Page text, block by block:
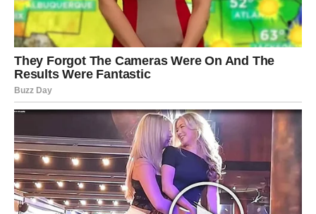
U ljubavi, iskren smeh i lagana komunikacija probudiće
vam srce. U poslu, mala prilika može biti uvod u nešto
veće.
Vaša radost biće u osećaju slobode. U podsećanju da je
život avantura – čak i u sitnim trenucima.
JARAC
Jarčevi pronalaze radost u stabilnosti i konkretnim
rezultatima. Dogovor koji vam uliva sigurnost. Plan za